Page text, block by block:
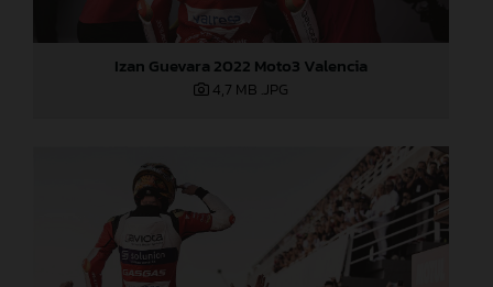
Izan Guevara 2022 Moto3 Valencia
4,7 MB .JPG